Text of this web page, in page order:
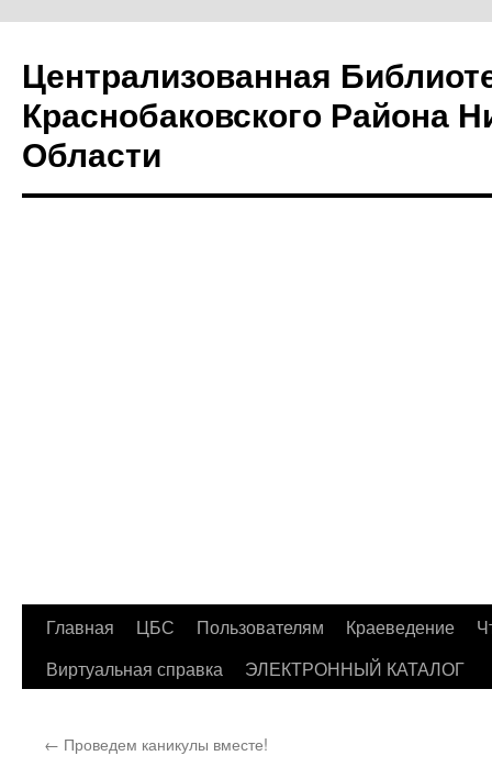
Централизованная
Краснобаковского Района
Области
Перейти
Главная ЦБС Пользователям Краеведение
Виртуальная справка
ЭЛЕКТРОННЫЙ КАТАЛОГ
← Проведем каникулы вместе!